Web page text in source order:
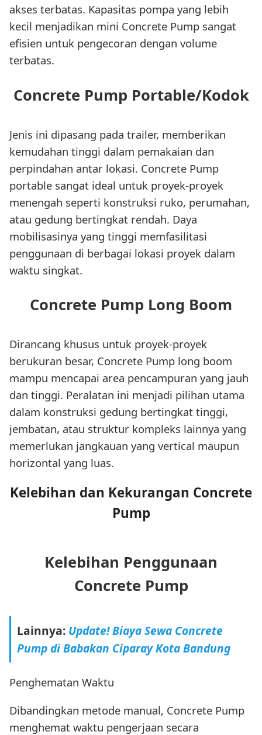
akses terbatas. Kapasitas pompa yang lebih
kecil menjadikan mini Concrete Pump sangat
efisien untuk pengecoran dengan volume
terbatas.
Concrete Pump Portable/Kodok
Jenis ini dipasang pada trailer, memberikan
kemudahan tinggi dalam pemakaian dan
perpindahan antar lokasi. Concrete Pump
portable sangat ideal untuk proyek-proyek
menengah seperti konstruksi ruko, perumahan,
atau gedung bertingkat rendah. Daya
mobilisasinya yang tinggi memfasilitasi
penggunaan di berbagai lokasi proyek dalam
waktu singkat.
Concrete Pump Long Boom
Dirancang khusus untuk proyek-proyek
berukuran besar, Concrete Pump long boom
mampu mencapai area pencampuran yang jauh
dan tinggi. Peralatan ini menjadi pilihan utama
dalam konstruksi gedung bertingkat tinggi,
jembatan, atau struktur kompleks lainnya yang
memerlukan jangkauan yang vertical maupun
horizontal yang luas.
Kelebihan dan Kekurangan Concrete
Pump
Kelebihan Penggunaan
Concrete Pump
Lainnya: Update! Biaya Sewa Concrete
Pump di Babakan Ciparay Kota Bandung
Penghematan Waktu
Dibandingkan metode manual, Concrete Pump
menghemat waktu pengerjaan secara